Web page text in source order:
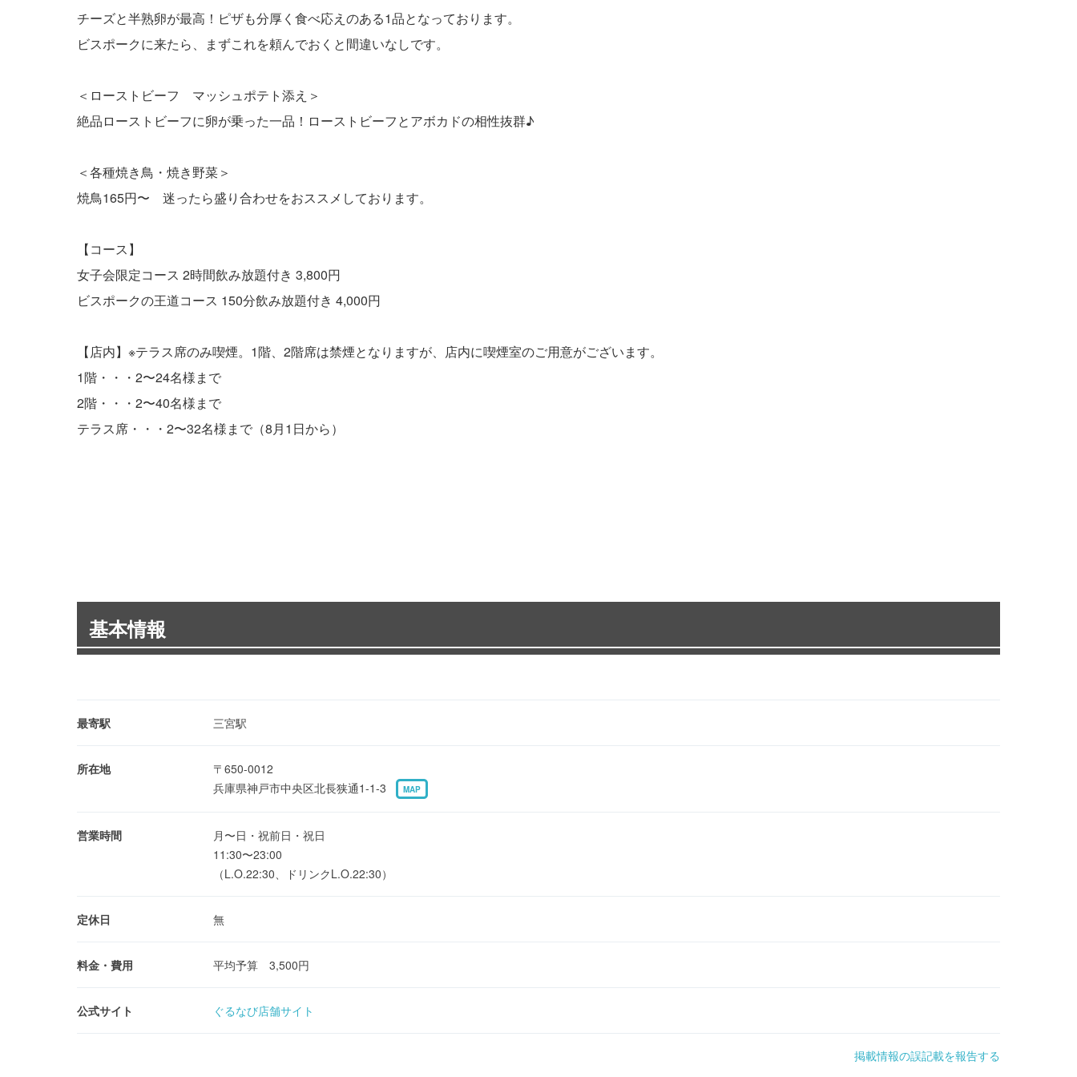
チーズと半熟卵が最高！ピザも分厚く食べ応えのある1品となっております。
ビスポークに来たら、まずこれを頼んでおくと間違いなしです。
＜ローストビーフ マッシュポテト添え＞
絶品ローストビーフに卵が乗った一品！ローストビーフとアボカドの相性抜群♪
＜各種焼き鳥・焼き野菜＞
焼鳥165円〜 迷ったら盛り合わせをおススメしております。
【コース】
女子会限定コース 2時間飲み放題付き 3,800円
ビスポークの王道コース 150分飲み放題付き 4,000円
【店内】※テラス席のみ喫煙。1階、2階席は禁煙となりますが、店内に喫煙室のご用意がございます。
1階・・・2〜24名様まで
2階・・・2〜40名様まで
テラス席・・・2〜32名様まで（8月1日から）
基本情報
最寄駅 三宮駅
所在地
〒650-0012
兵庫県神戸市中央区北長狭通1-1-3
MAP
営業時間
月〜日・祝前日・祝日
11:30〜23:00
（L.O.22:30、ドリンクL.O.22:30）
定休日 無
料金・費用 平均予算 3,500円
公式サイト ぐるなび店舗サイト
掲載情報の誤記載を報告する